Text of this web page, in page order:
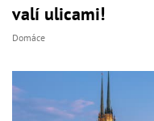
valí ulicami!
Domáce